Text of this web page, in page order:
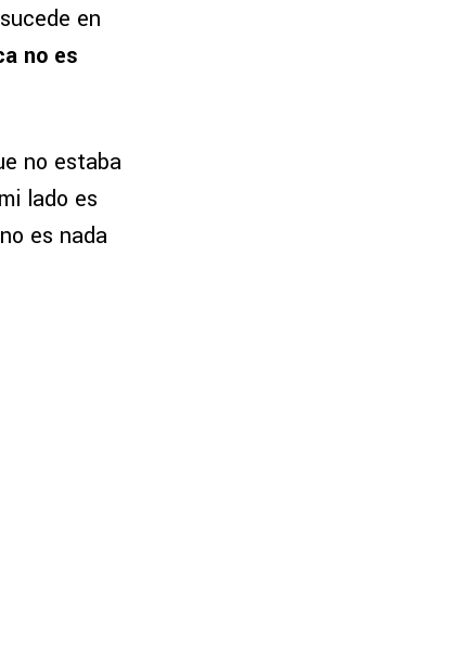
en
no es
no estaba
lado es
es nada